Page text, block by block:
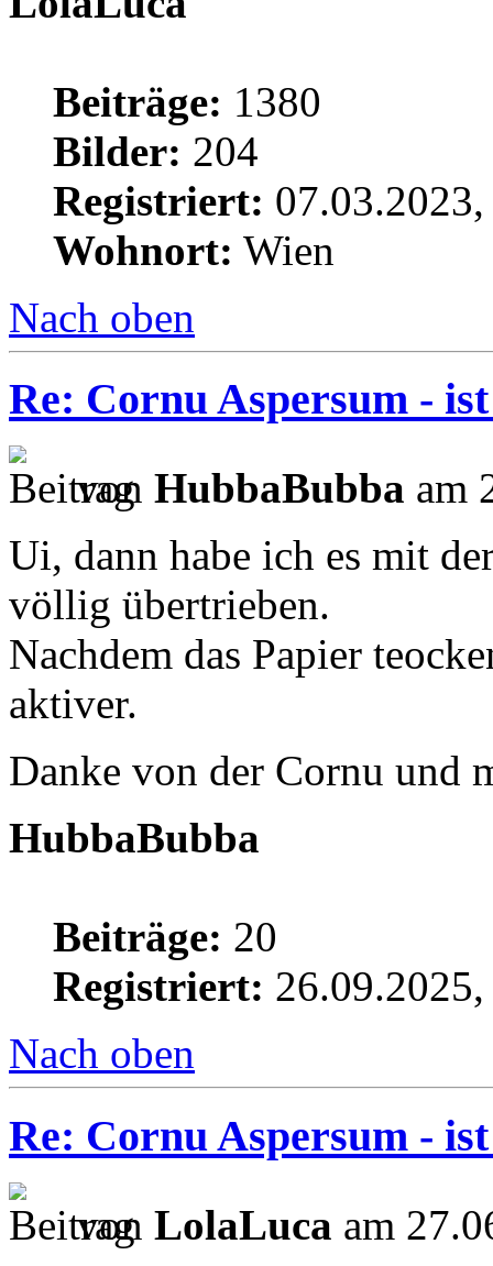
Beiträge: 1380
Bilder: 204
Registriert:
Wohnort: Wien
Nach oben
Re: Cornu Aspersum -
von HubbaBubba am
Ui, dann habe ich es mit
völlig übertrieben.
Nachdem das Papier
aktiver.
Danke von der Cornu und
HubbaBubba
Beiträge: 20
Registriert:
Nach oben
Re: Cornu Aspersum -
von LolaLuca am